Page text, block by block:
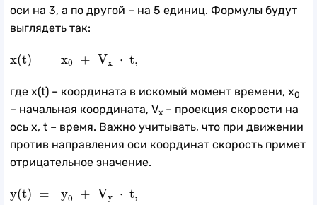
оси на 3, а по другой – на 5 единиц. Формулы будут
выглядеть так:
x(t) = x0 + Vx ⋅ t,
(t) t
где x(t) – координата в искомый момент времени, x0
– начальная координата, Vx – проекция скорости на
ось x, t – время. Важно учитывать, что при движении
против направления оси координат скорость примет
отрицательное значение.
y(t) = y0 + Vy ⋅ t,
(t) t